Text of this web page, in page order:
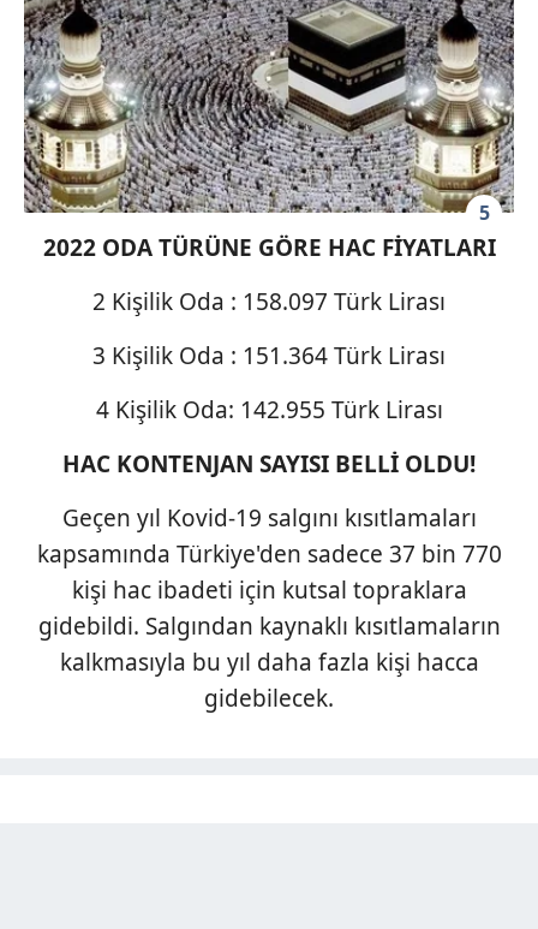
5
2022 ODA TÜRÜNE GÖRE HAC FİYATLARI
2 Kişilik Oda : 158.097 Türk Lirası
3 Kişilik Oda : 151.364 Türk Lirası
4 Kişilik Oda: 142.955 Türk Lirası
HAC KONTENJAN SAYISI BELLİ OLDU!
Geçen yıl Kovid-19 salgını kısıtlamaları
kapsamında Türkiye'den sadece 37 bin 770
kişi hac ibadeti için kutsal topraklara
gidebildi. Salgından kaynaklı kısıtlamaların
kalkmasıyla bu yıl daha fazla kişi hacca
gidebilecek.